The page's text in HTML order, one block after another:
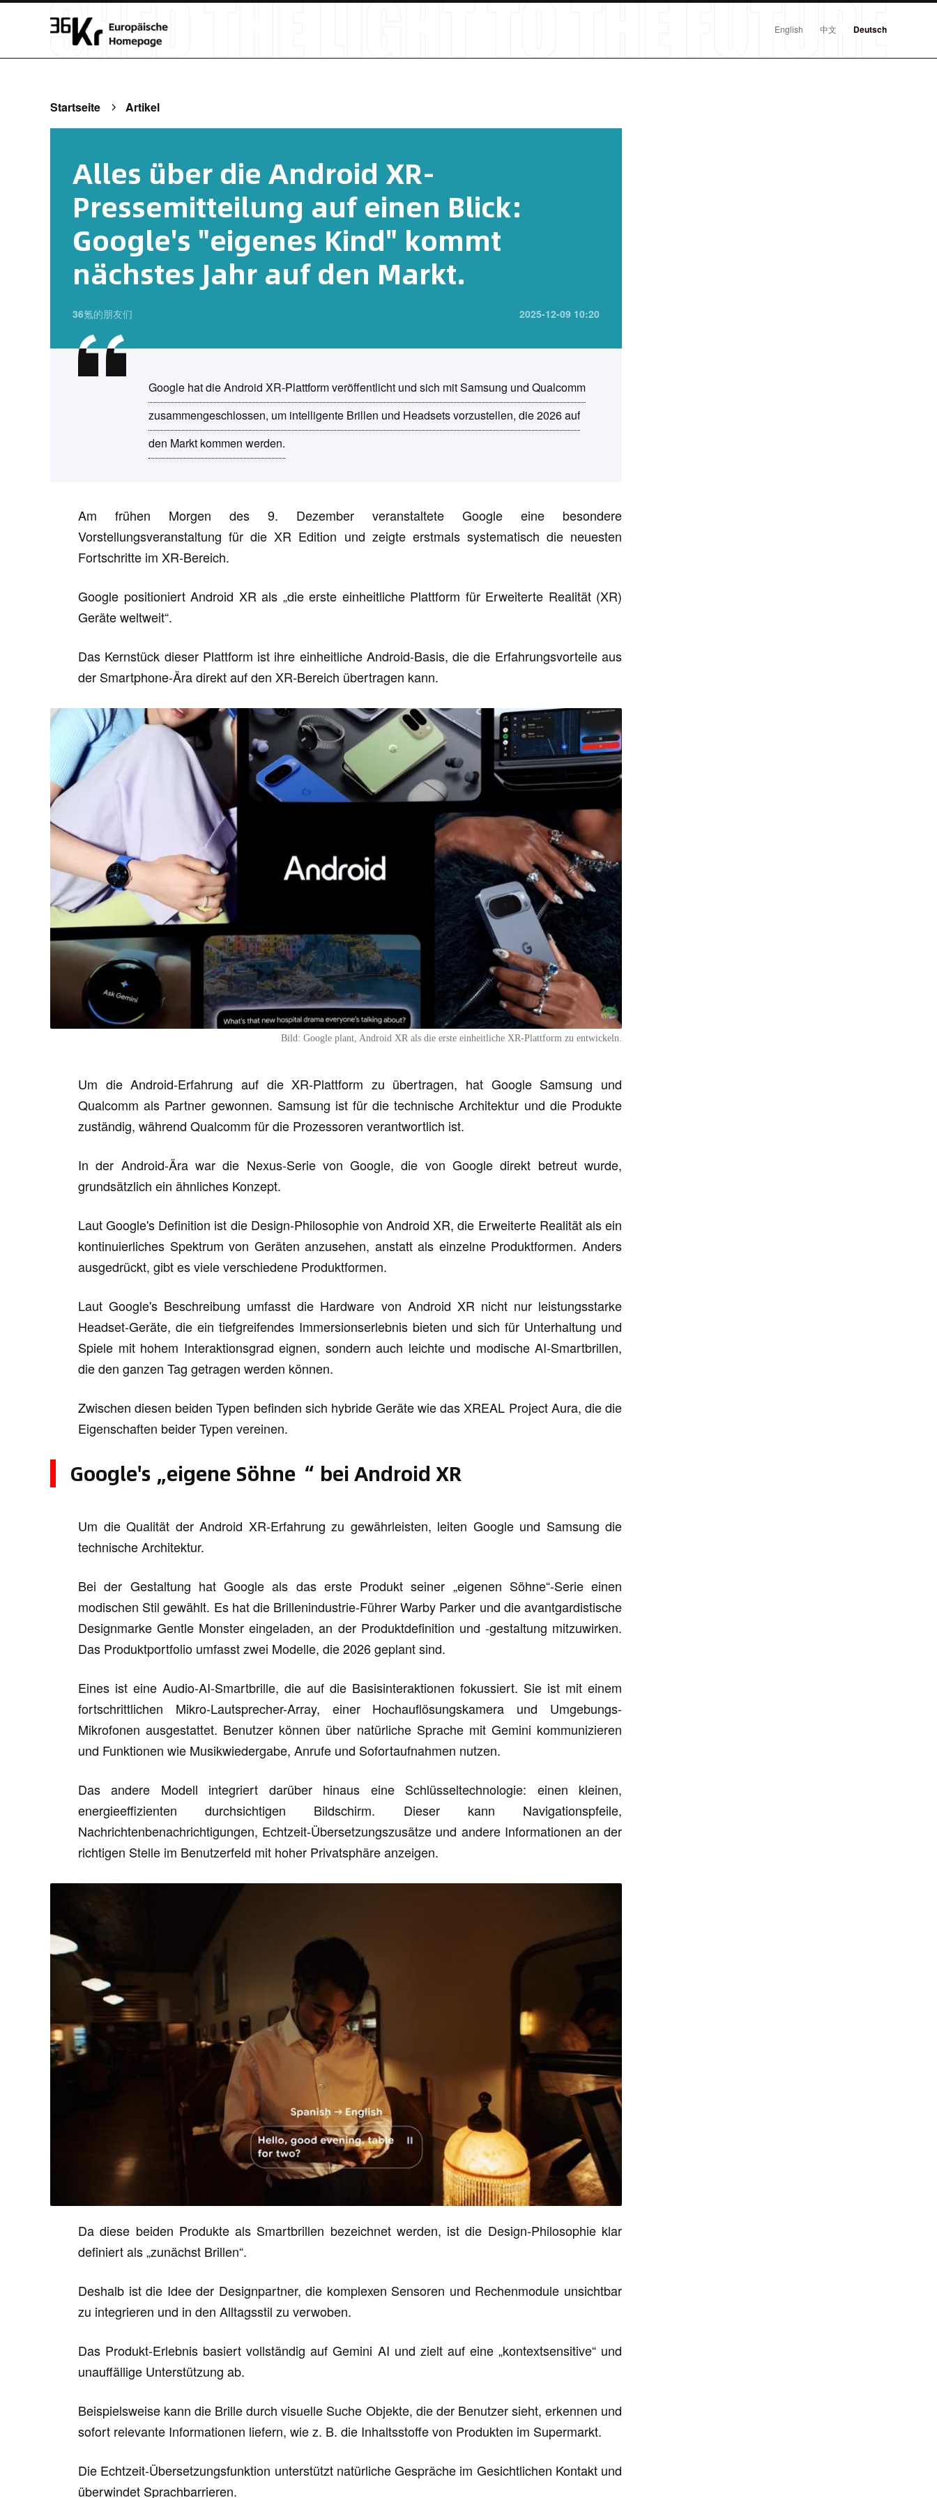
English 中文 Deutsch
Startseite Artikel
Alles über die Android XR-
Pressemitteilung auf einen Blick:
Google's "eigenes Kind" kommt
nächstes Jahr auf den Markt.
36氪的朋友们 2025-12-09 10:20
Google hat die Android XR-Plattform veröffentlicht und sich mit Samsung und Qualcomm
zusammengeschlossen, um intelligente Brillen und Headsets vorzustellen, die 2026 auf
den Markt kommen werden.
Am frühen Morgen des 9. Dezember veranstaltete Google eine besondere
Vorstellungsveranstaltung für die XR Edition und zeigte erstmals systematisch die neuesten
Fortschritte im XR-Bereich.
Google positioniert Android XR als „die erste einheitliche Plattform für Erweiterte Realität (XR)
Geräte weltweit“.
Das Kernstück dieser Plattform ist ihre einheitliche Android-Basis, die die Erfahrungsvorteile aus
der Smartphone-Ära direkt auf den XR-Bereich übertragen kann.
Bild: Google plant, Android XR als die erste einheitliche XR-Plattform zu entwickeln.
Um die Android-Erfahrung auf die XR-Plattform zu übertragen, hat Google Samsung und
Qualcomm als Partner gewonnen. Samsung ist für die technische Architektur und die Produkte
zuständig, während Qualcomm für die Prozessoren verantwortlich ist.
In der Android-Ära war die Nexus-Serie von Google, die von Google direkt betreut wurde,
grundsätzlich ein ähnliches Konzept.
Laut Google's Definition ist die Design-Philosophie von Android XR, die Erweiterte Realität als ein
kontinuierliches Spektrum von Geräten anzusehen, anstatt als einzelne Produktformen. Anders
ausgedrückt, gibt es viele verschiedene Produktformen.
Laut Google's Beschreibung umfasst die Hardware von Android XR nicht nur leistungsstarke
Headset-Geräte, die ein tiefgreifendes Immersionserlebnis bieten und sich für Unterhaltung und
Spiele mit hohem Interaktionsgrad eignen, sondern auch leichte und modische AI-Smartbrillen,
die den ganzen Tag getragen werden können.
Zwischen diesen beiden Typen befinden sich hybride Geräte wie das XREAL Project Aura, die die
Eigenschaften beider Typen vereinen.
Google's „eigene Söhne“ bei Android XR
Um die Qualität der Android XR-Erfahrung zu gewährleisten, leiten Google und Samsung die
technische Architektur.
Bei der Gestaltung hat Google als das erste Produkt seiner „eigenen Söhne“-Serie einen
modischen Stil gewählt. Es hat die Brillenindustrie-Führer Warby Parker und die avantgardistische
Designmarke Gentle Monster eingeladen, an der Produktdefinition und -gestaltung mitzuwirken.
Das Produktportfolio umfasst zwei Modelle, die 2026 geplant sind.
Eines ist eine Audio-AI-Smartbrille, die auf die Basisinteraktionen fokussiert. Sie ist mit einem
fortschrittlichen Mikro-Lautsprecher-Array, einer Hochauflösungskamera und Umgebungs-
Mikrofonen ausgestattet. Benutzer können über natürliche Sprache mit Gemini kommunizieren
und Funktionen wie Musikwiedergabe, Anrufe und Sofortaufnahmen nutzen.
Das andere Modell integriert darüber hinaus eine Schlüsseltechnologie: einen kleinen,
energieeffizienten durchsichtigen Bildschirm. Dieser kann Navigationspfeile,
Nachrichtenbenachrichtigungen, Echtzeit-Übersetzungszusätze und andere Informationen an der
richtigen Stelle im Benutzerfeld mit hoher Privatsphäre anzeigen.
Da diese beiden Produkte als Smartbrillen bezeichnet werden, ist die Design-Philosophie klar
definiert als „zunächst Brillen“.
Deshalb ist die Idee der Designpartner, die komplexen Sensoren und Rechenmodule unsichtbar
zu integrieren und in den Alltagsstil zu verwoben.
Das Produkt-Erlebnis basiert vollständig auf Gemini AI und zielt auf eine „kontextsensitive“ und
unauffällige Unterstützung ab.
Beispielsweise kann die Brille durch visuelle Suche Objekte, die der Benutzer sieht, erkennen und
sofort relevante Informationen liefern, wie z. B. die Inhaltsstoffe von Produkten im Supermarkt.
Die Echtzeit-Übersetzungsfunktion unterstützt natürliche Gespräche im Gesichtlichen Kontakt und
überwindet Sprachbarrieren.